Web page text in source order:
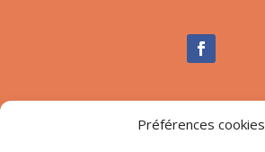
Préférences cookies
Nous contacter